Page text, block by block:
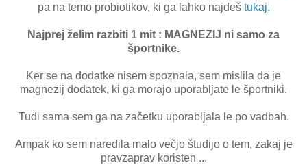
pa na temo probiotikov, ki ga lahko najdeš tukaj.
Najprej želim razbiti 1 mit : MAGNEZIJ ni samo za
športnike.
Ker se na dodatke nisem spoznala, sem mislila da je
magnezij dodatek, ki ga morajo uporabljate le športniki.
Tudi sama sem ga na začetku uporabljala le po vadbah.
Ampak ko sem naredila malo večjo študijo o tem, zakaj je
pravzaprav koristen ...